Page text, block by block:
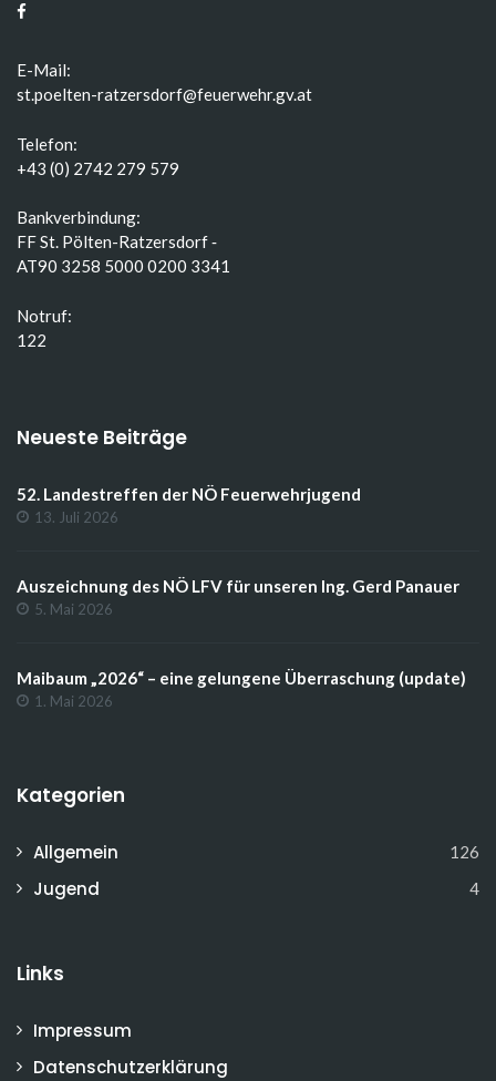
E-Mail:
st.poelten-ratzersdorf@feuerwehr.gv.at
Telefon:
+43 (0) 2742 279 579
Bankverbindung:
FF St. Pölten-Ratzersdorf ‑
AT90 3258 5000 0200 3341
Notruf:
122
Neueste Beiträge
52. Landestreffen der NÖ Feuerwehrjugend
13. Juli 2026
Auszeichnung des NÖ LFV für unseren Ing. Gerd Panauer
5. Mai 2026
Maibaum „2026“ – eine gelungene Überraschung (update)
1. Mai 2026
Kategorien
Allgemein 126
Jugend 4
Links
Impressum
Datenschutzerklärung